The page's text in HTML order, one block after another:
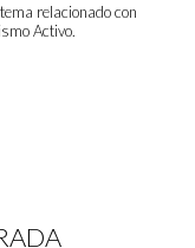
relacionado con
Activo.